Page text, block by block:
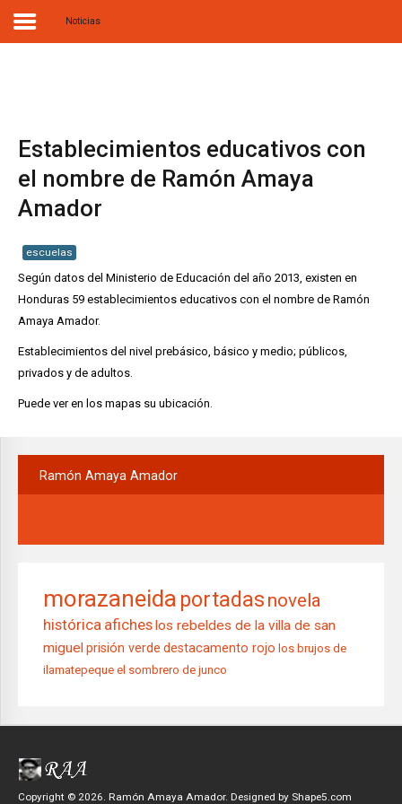
Obras
Noticias
Multimedia
Editorial
Radionovela
Noticias
Establecimientos educativos con
el nombre de Ramón Amaya
Amador
escuelas
Según datos del Ministerio de Educación del año 2013, existen en
Honduras 59 establecimientos educativos con el nombre de Ramón
Amaya Amador.
Establecimientos del nivel prebásico, básico y medio; públicos,
privados y de adultos.
Puede ver en los mapas su ubicación.
Ramón Amaya Amador
morazaneida portadas novela
histórica aficheslos rebeldes de la villa de san
miguelprisión verde destacamento rojo los brujos de
ilamatepeque el sombrero de junco
Copyright © 2026. Ramón Amaya Amador. Designed by Shape5.com